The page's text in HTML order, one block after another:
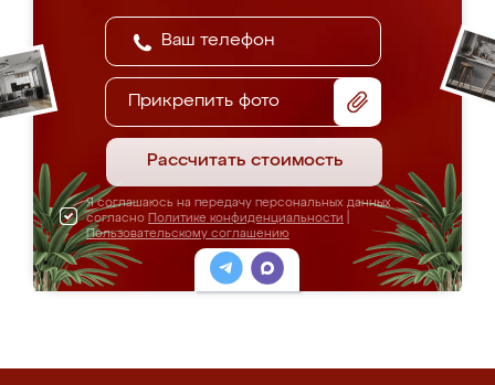
Прикрепить фото
Рассчитать стоимость
Я соглашаюсь на передачу персональных данных
согласно Политике конфиденциальности
Пользовательскому соглашению